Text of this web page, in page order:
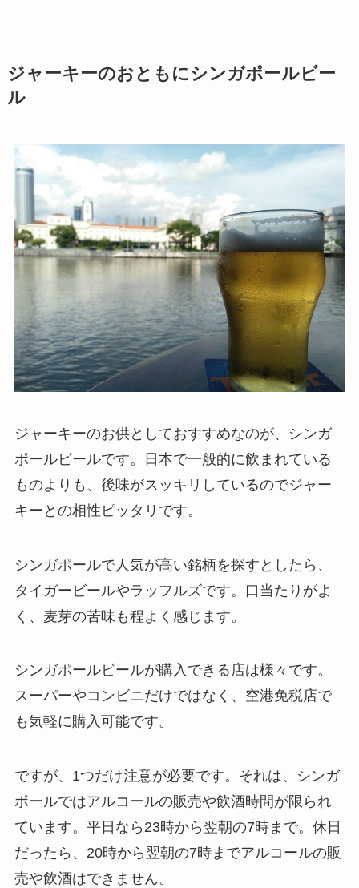
ジャーキーのおともにシンガポールビー
ル
ジャーキーのお供としておすすめなのが、シンガ
ポールビールです。日本で一般的に飲まれている
ものよりも、後味がスッキリしているのでジャー
キーとの相性ピッタリです。
シンガポールで人気が高い銘柄を探すとしたら、
タイガービールやラッフルズです。口当たりがよ
く、麦芽の苦味も程よく感じます。
シンガポールビールが購入できる店は様々です。
スーパーやコンビニだけではなく、空港免税店で
も気軽に購入可能です。
ですが、1つだけ注意が必要です。それは、シンガ
ポールではアルコールの販売や飲酒時間が限られ
ています。平日なら23時から翌朝の7時まで。休日
だったら、20時から翌朝の7時までアルコールの販
売や飲酒はできません。